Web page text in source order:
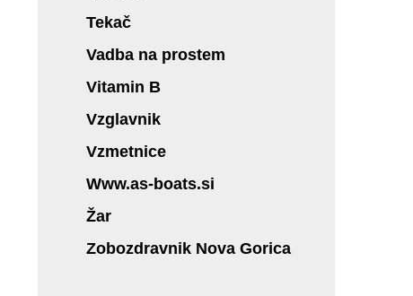
Tekač
Vadba na prostem
Vitamin B
Vzglavnik
Vzmetnice
Www.as-boats.si
Žar
Zobozdravnik Nova Gorica